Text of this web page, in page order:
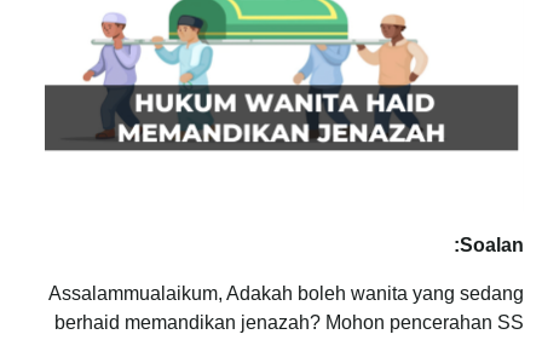
Soalan:
Assalammualaikum, Adakah boleh wanita yang sedang
berhaid memandikan jenazah? Mohon pencerahan SS